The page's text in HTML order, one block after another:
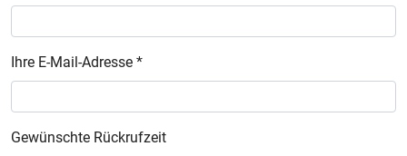
Ihre E-Mail-Adresse *
Gewünschte Rückrufzeit